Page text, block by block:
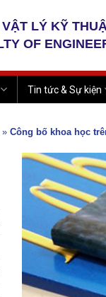
LÝ KỸ
OF
Tin tức & Sự kiện
» Công bố khoa học